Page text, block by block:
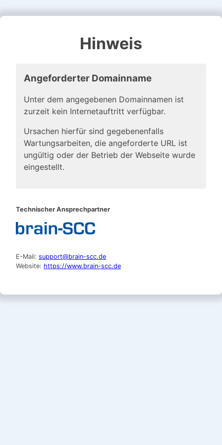
Hinweis
Angeforderter Domainname
Unter dem angegebenen Domainnamen ist
zurzeit kein Internetauftritt verfügbar.
Ursachen hierfür sind gegebenenfalls
Wartungsarbeiten, die angeforderte URL ist
ungültig oder der Betrieb der Webseite wurde
eingestellt.
Technischer Ansprechpartner
E-Mail: support@brain-scc.de
Website: https://www.brain-scc.de